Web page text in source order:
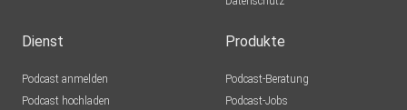
Dienst
Podcast anmelden
Podcast hochladen
Produkte
Podcast-Beratung
Podcast-Jobs